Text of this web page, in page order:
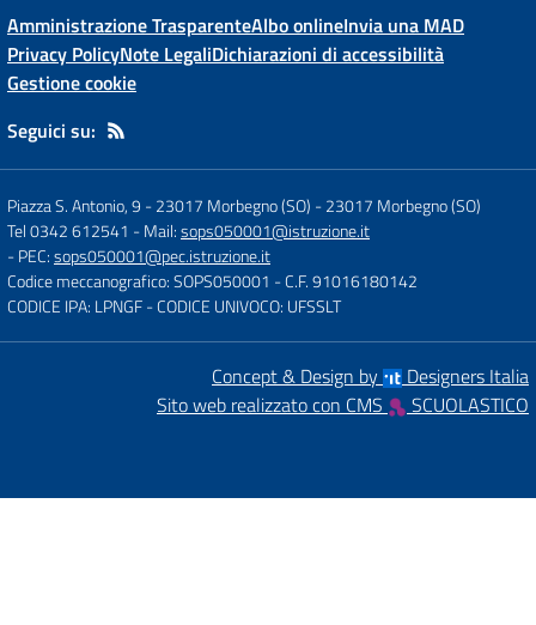
Amministrazione TrasparenteAlbo onlineInvia una MAD
Privacy PolicyNote LegaliDichiarazioni di accessibilità
Gestione cookie
Seguici su:
Piazza S. Antonio, 9 - 23017 Morbegno (SO) -23017 Morbegno (SO)
Tel 0342 612541 - Mail:sops050001@istruzione.it
- PEC:sops050001@pec.istruzione.it
Codice meccanografico: SOPS050001 - C.F. 91016180142
CODICE IPA: LPNGF- CODICE UNIVOCO: UFSSLT
Concept & Design by
Designers Italia
Sito web realizzato con CMS
SCUOLASTICO